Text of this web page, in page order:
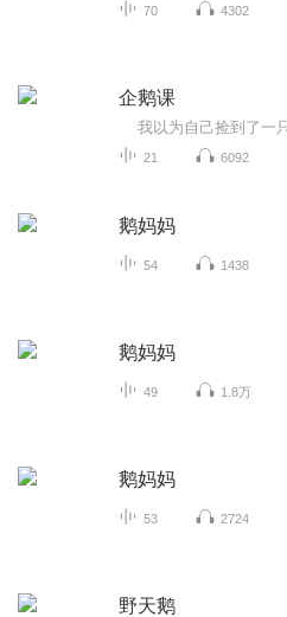
70 4302
企鹅课
21 6092
鹅妈妈
54 1438
鹅妈妈
49 1.8万
鹅妈妈
53 2724
野天鹅